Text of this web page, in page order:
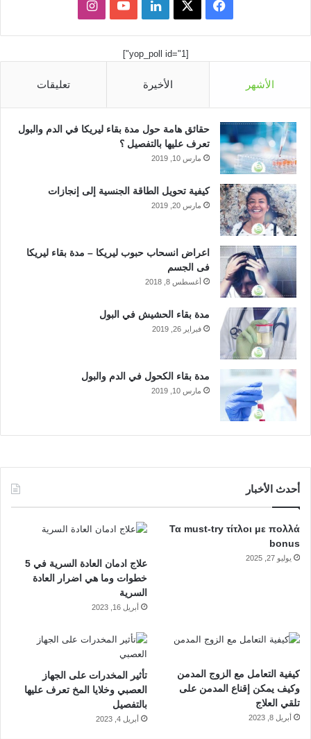
ي
س
ك
X
ي
ن
ك
إ
Y
o
ن
س
م
[yop_poll id="1"]
الأشهر الأخيرة تعليقات
حقائق هامة حول مدة بقاء ليريكا في الدم والبول
تعرف عليها بالتفصيل ؟
مارس 10, 2019
كيفية تحويل الطاقة الجنسية إلى إنجازات
مارس 20, 2019
اعراض انسحاب حبوب ليريكا – مدة بقاء ليريكا
فى الجسم
أغسطس 8, 2018
مدة بقاء الحشيش في البول
فبراير 26, 2019
مدة بقاء الكحول في الدم والبول
مارس 10, 2019
أحدث الأخبار
Τα must-try τίτλοι με πολλά
bonus
يوليو 27, 2025
علاج ادمان العادة السرية في 5
خطوات وما هي اضرار العادة
السرية
أبريل 16, 2023
كيفية التعامل مع الزوج المدمن
وكيف يمكن إقناع المدمن على
تلقي العلاج
أبريل 8, 2023
تأثير المخدرات على الجهاز
العصبي وخلايا المخ تعرف عليها
بالتفصيل
أبريل 4, 2023